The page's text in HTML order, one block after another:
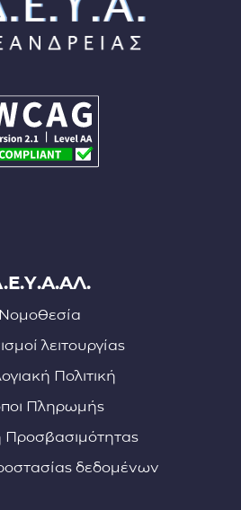
Νομοθεσία
λειτουργίας
Πολιτική
Πληρωμής
δεδομένων